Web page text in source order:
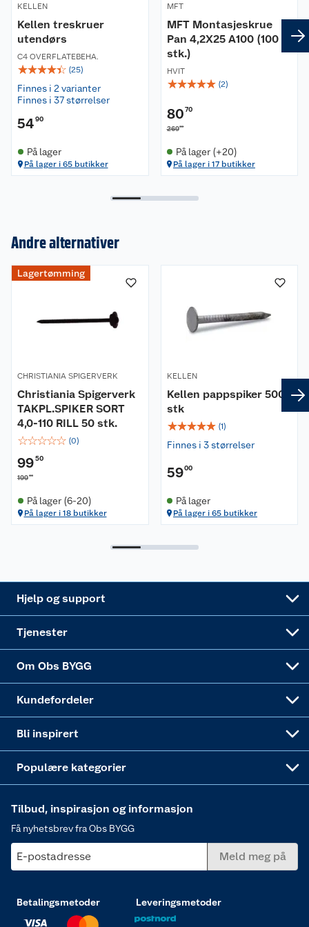
KELLEN
Kellen treskruer
utendørs
C4 OVERFLATEBEHA.
☆☆☆☆☆ (25)
Finnes i 2 varianter
Finnes i 37 størrelser
5490
På lager
På lager i 65 butikker
MFT
MFT Montasjeskrue
Pan 4,2X25 A100 (100
stk.)
HVIT
☆☆☆☆☆ (2)
80 70
26900
På lager (+20)
På lager i 17 butikker
Andre alternativer
Lagertømming
CHRISTIANIA SPIGERVERK
Christiania Spigerverk
TAKPL.SPIKER SORT
4,0-110 RILL 50 stk.
☆☆☆☆☆ (0)
9950
19900
På lager (6-20)
På lager i 18 butikker
KELLEN
Kellen pappspiker 500
stk
☆☆☆☆☆ (1)
Finnes i 3 størrelser
5900
På lager
På lager i 65 butikker
Hjelp og support
Butikker
Retur- og angrerett
Reklamasjon
Ofte stilte spørsmål
Leveringstid
Tjenester
Leie tilhenger
Om Obs BYGG
Våre merkevarer
Kjøpsvilkår
Personvern
Cookies
Bærekraft
Kundefordeler
Lavprisløfte
Åpent kjøp
Retur av el-avfall
Bli inspirert
Hageinspirasjon
Oppussing med utemaling
Oppussing med innemaling
Et varmere hjem
Populære kategorier
Gulv
Tilbud, inspirasjon og informasjon
Få nyhetsbrev fra Obs BYGG
E-postadresse Meld meg på
Betalingsmetoder Leveringsmetoder